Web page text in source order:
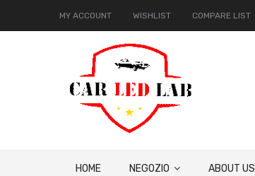
MY ACCOUNT WISHLIST COMPARE LIST
HOME NEGOZIO ABOUT US